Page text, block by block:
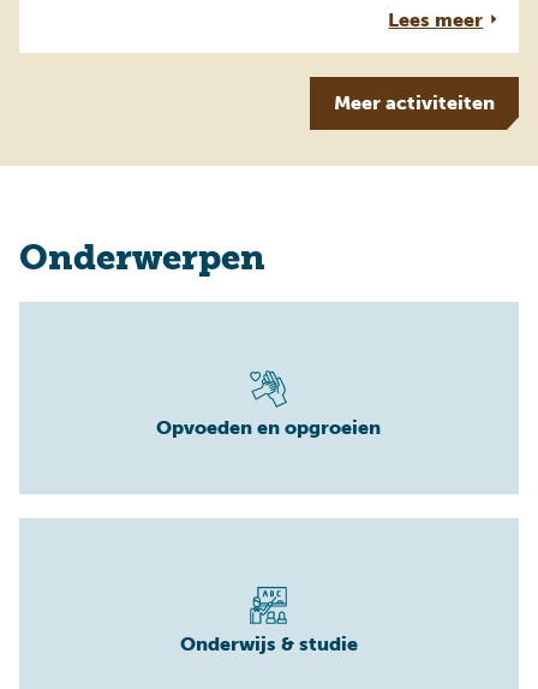
Lees meer
Meeractiviteiten
Onderwerpen
Opvoeden en opgroeien
Onderwijs & studie